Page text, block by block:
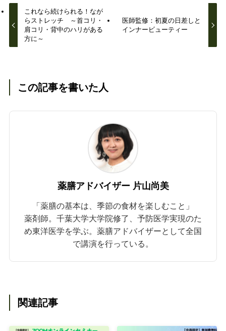
これなら続けられる！なが
らストレッチ ～首コリ・
肩コリ・背中のハリがある
方に～
医師監修：初夏の日差しと
インナービューティー
この記事を書いた人
薬膳アドバイザー 片山尚美
「薬膳の基本は、季節の食材を楽しむこと」
薬剤師。千葉大学大学院修了、予防医学実現のた
め東洋医学を学ぶ。薬膳アドバイザーとして全国
で講演を行っている。
関連記事